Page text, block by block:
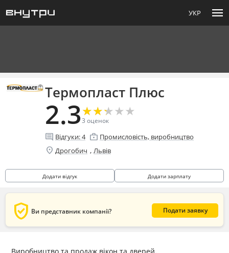
УКР menu
Термопласт Плюс
2.3★
★★
★★
★★
★★
★
3 оценок
comment Відгуки:4 enterprise Промисловість, виробництво
location_on Дрогобич , Львів
Додати відгук Додати зарплату
verified_user Ви представник компанії? Подати заявку